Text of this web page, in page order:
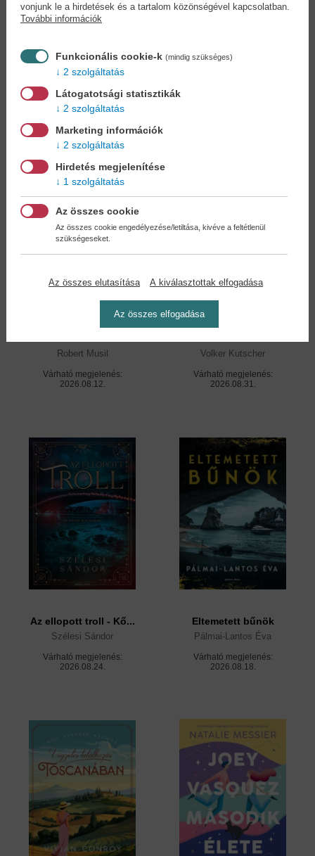
Emily
L. M. Montgomery
Várható megjelenés:
2026.08.10.
Zsebkönyvtár
Robert Musil
Várható megjelenés:
2026.08.12.
Volker Kutscher
Várható megjelenés:
2026.08.31.
Az ellopott troll - Kő...
Szélesi Sándor
Várható megjelenés:
2026.08.24.
Eltemetett bűnök
Pálmai-Lantos Éva
Várható megjelenés:
2026.08.18.
vonjunk le a hirdetések és a tartalom közönségével kapcsolatban.
További információk
Funkcionális cookie-k (mindig szükséges)
2 szolgáltatás
Látogatotsági statisztikák
2 szolgáltatás
Marketing információk
2 szolgáltatás
Hirdetés megjelenítése
1 szolgáltatás
Az összes cookie
Az összes cookie engedélyezése/letiltása, kivéve a feltétlenül
szükségeseket.
Az összes elutasítása A kiválasztottak elfogadása
Az összes elfogadása